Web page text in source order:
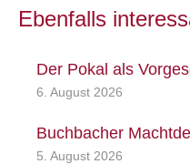
Ebenfalls
Der Pokal als
6. August 2026
Buchbacher
5. August 2026